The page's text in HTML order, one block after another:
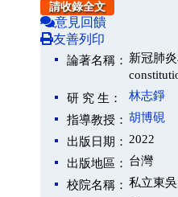
請收錄全文
意見回饋
友善列印
論著名稱： 新冠肺
研 究 生：
林志錚
指導教授： 胡博硯
出版日期： 2022
出版地區： 台灣
校院名稱： 私立東